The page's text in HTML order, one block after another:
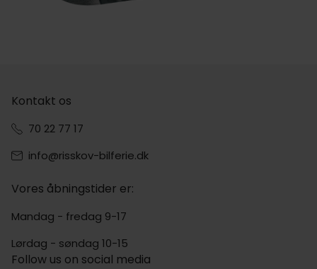
Kontakt os
70 22 77 17
info@risskov-bilferie.dk
Vores åbningstider er:
Mandag - fredag 9-17
Lørdag - søndag 10-15
Follow us on social media